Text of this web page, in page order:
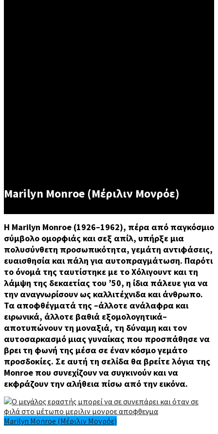
Marilyn Monroe (Μέριλιν Μονρόε)
Η Marilyn Monroe (1926–1962), πέρα από παγκόσμιο
σύμβολο ομορφιάς και σεξ απίλ, υπήρξε μια
πολυσύνθετη προσωπικότητα, γεμάτη αντιφάσεις,
ευαισθησία και πάλη για αυτοπραγμάτωση. Παρότι
το όνομά της ταυτίστηκε με το Χόλιγουντ και τη
λάμψη της δεκαετίας του ’50, η ίδια πάλευε για να
την αναγνωρίσουν ως καλλιτέχνιδα και άνθρωπο.
Τα αποφθέγματά της –άλλοτε ανάλαφρα και
ειρωνικά, άλλοτε βαθιά εξομολογητικά–
αποτυπώνουν τη μοναξιά, τη δύναμη και τον
αυτοσαρκασμό μιας γυναίκας που προσπάθησε να
βρει τη φωνή της μέσα σε έναν κόσμο γεμάτο
προσδοκίες. Σε αυτή τη σελίδα θα βρείτε λόγια της
Monroe που συνεχίζουν να συγκινούν και να
εκφράζουν την αλήθεια πίσω από την εικόνα.
Marilyn Monroe (Μέριλιν Μονρόε)